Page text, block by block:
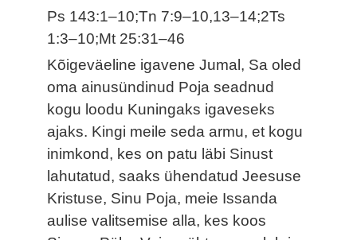
Ps 143:1–10;Tn 7:9–10,13–14;2Ts
1:3–10;Mt 25:31–46
Kõigeväeline igavene Jumal, Sa oled
oma ainusündinud Poja seadnud
kogu loodu Kuningaks igaveseks
ajaks. Kingi meile seda armu, et kogu
inimkond, kes on patu läbi Sinust
lahutatud, saaks ühendatud Jeesuse
Kristuse, Sinu Poja, meie Issanda
aulise valitsemise alla, kes koos